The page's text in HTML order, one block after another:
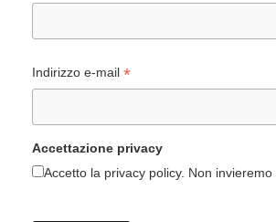
Indirizzo e-mail *
Accettazione privacy
Accetto la privacy policy. Non